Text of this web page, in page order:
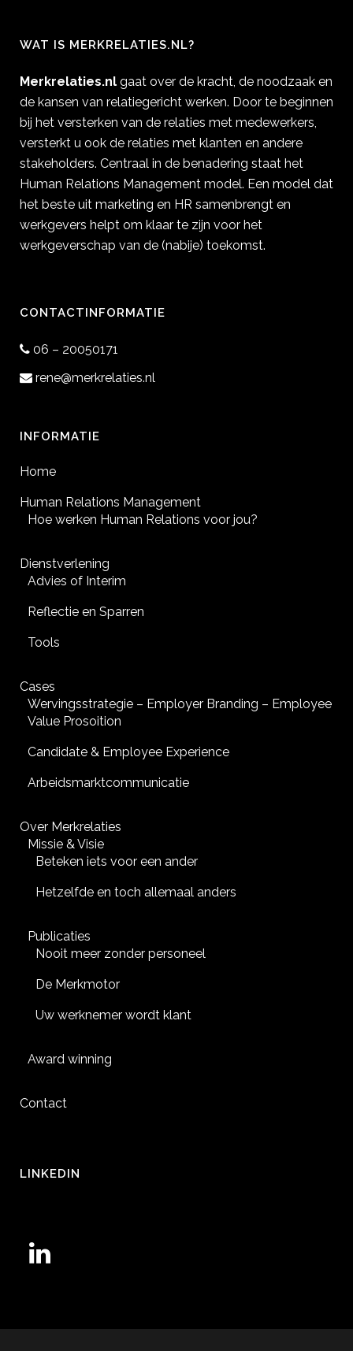
WAT IS MERKRELATIES.NL?
Merkrelaties.nl gaat over de kracht, de noodzaak en
de kansen van relatiegericht werken. Door te beginnen
bij het versterken van de relaties met medewerkers,
versterkt u ook de relaties met klanten en andere
stakeholders. Centraal in de benadering staat het
Human Relations Management model. Een model dat
het beste uit marketing en HR samenbrengt en
werkgevers helpt om klaar te zijn voor het
werkgeverschap van de (nabije) toekomst.
CONTACTINFORMATIE
06 – 20050171
rene@merkrelaties.nl
INFORMATIE
Home
Human Relations Management
Hoe werken Human Relations voor jou?
Dienstverlening
Advies of Interim
Reflectie en Sparren
Tools
Cases
Wervingsstrategie – Employer Branding – Employee
Value Prosoition
Candidate & Employee Experience
Arbeidsmarktcommunicatie
Over Merkrelaties
Missie & Visie
Beteken iets voor een ander
Hetzelfde en toch allemaal anders
Publicaties
Nooit meer zonder personeel
De Merkmotor
Uw werknemer wordt klant
Award winning
Contact
LINKEDIN